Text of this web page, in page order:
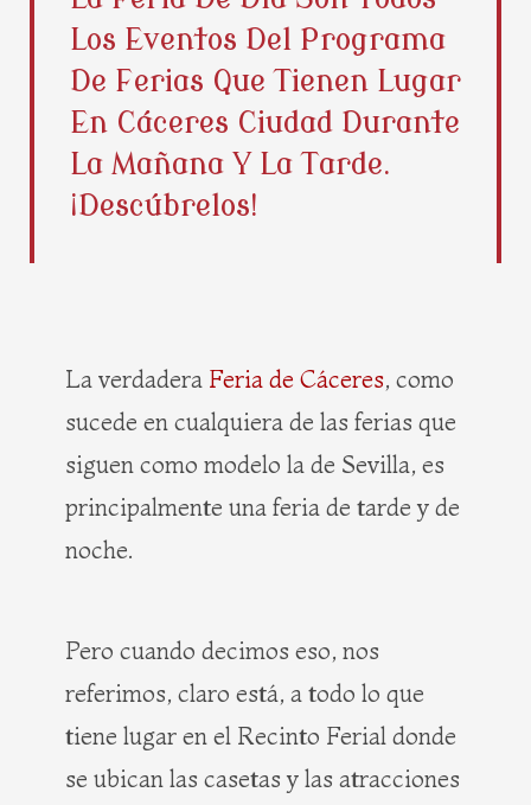
b
o
o
i
t
t
e
r
e
r
e
t
a
g
r
m
Los Eventos Del Programa
De Ferias Que Tienen Lugar
En Cáceres Ciudad Durante
La Mañana Y La Tarde.
¡Descúbrelos!
La verdadera Feria de Cáceres, como
sucede en cualquiera de las ferias que
siguen como modelo la de Sevilla, es
principalmente una feria de tarde y de
noche.
Pero cuando decimos eso, nos
referimos, claro está, a todo lo que
tiene lugar en el Recinto Ferial donde
se ubican las casetas y las atracciones